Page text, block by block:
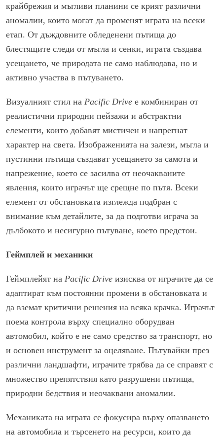
крайбрежия и мъгливи планини се крият различни
аномалии, които могат да променят играта на всеки
етап. От дъждовните обледенени пътища до
блестящите следи от мъгла и сенки, играта създава
усещането, че природата не само наблюдава, но и
активно участва в пътуването.
Визуалният стил на Pacific Drive е комбиниран от
реалистични природни пейзажи и абстрактни
елементи, които добавят мистичен и напрегнат
характер на света. Изображенията на залези, мъгла и
пустинни пътища създават усещането за самота и
напрежение, което се засилва от неочакваните
явления, които играчът ще срещне по пътя. Всеки
елемент от обстановката изглежда подбран с
внимание към детайлите, за да подготви играча за
дълбокото и несигурно пътуване, което предстои.
Геймплей и механики
Геймплейят на Pacific Drive изисква от играчите да се
адаптират към постоянни промени в обстановката и
да вземат критични решения на всяка крачка. Играчът
поема контрола върху специално оборудван
автомобил, който е не само средство за транспорт, но
и основен инструмент за оцеляване. Пътувайки през
различни ландшафти, играчите трябва да се справят с
множество препятствия като разрушени пътища,
природни бедствия и неочаквани аномалии.
Механиката на играта се фокусира върху опазването
на автомобила и търсенето на ресурси, които да